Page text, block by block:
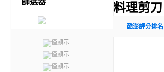
僅顯示
僅顯示
僅顯示
料理剪刀
酷澎評分排名